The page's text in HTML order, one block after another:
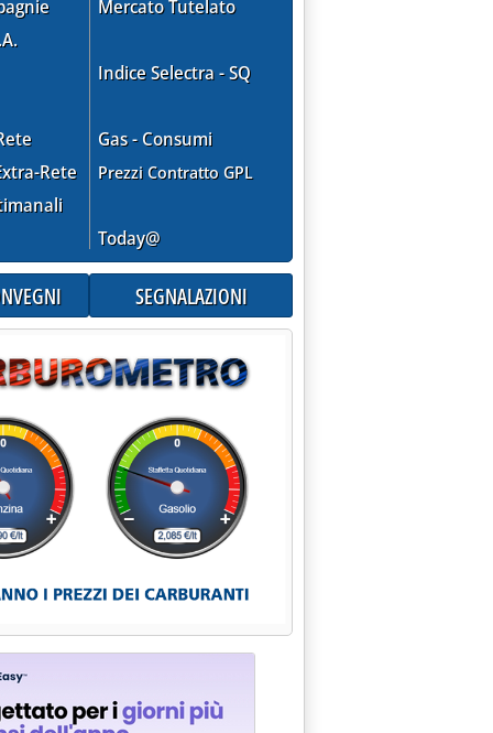
Rete
Mercato Tutelato
Indice Selectra - SQ
Gas - Consumi
Prezzi Contratto GPL
Today@
SEGNALAZIONI